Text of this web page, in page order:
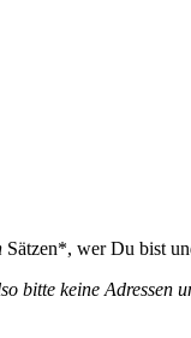
Sätzen*, wer Du bist
bitte keine Adressen